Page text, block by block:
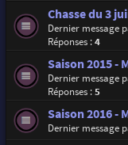
Chasse du 3
Dernier message
Réponses :4
Saison 2015 -
Dernier message
Réponses :5
Saison 2016 -
Dernier message